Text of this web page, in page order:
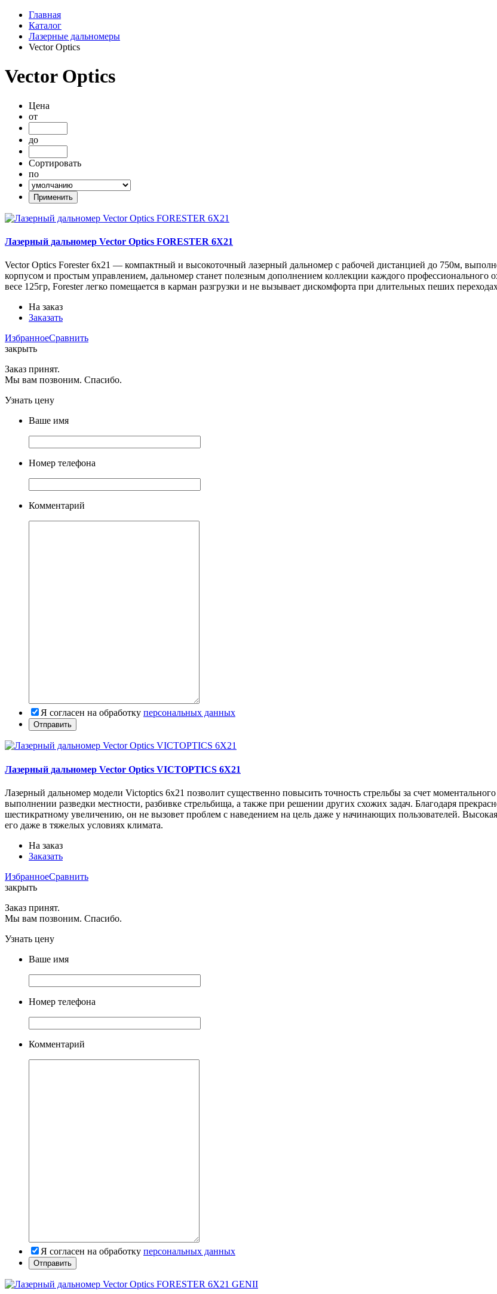
Главная
Каталог
Лазерные дальномеры
Vector Optics
Vector Optics
Цена
от
до
Сортировать
по
Лазерный дальномер Vector Optics FORESTER 6X21
Vector Optics Forester 6x21 — компактный и высокоточный лазерный дальномер с рабочей дистанцией до 750м,
корпусом и простым управлением, дальномер станет полезным дополнением коллекции каждого профессионального
весе 125гр, Forester легко помещается в карман разгрузки и не вызывает дискомфорта при длительных пеших
На заказ
Заказать
ИзбранноеСравнить
закрыть
Заказ принят.
Мы вам позвоним. Спасибо.
Узнать цену
Ваше имя
Номер телефона
Комментарий
Я согласен на обработку персональных данных
Лазерный дальномер Vector Optics VICTOPTICS 6X21
Лазерный дальномер модели Victoptics 6x21 позволит существенно повысить точность стрельбы за счет
выполнении разведки местности, разбивке стрельбища, а также при решении других схожих задач. Благодаря
шестикратному увеличению, он не вызовет проблем с наведением на цель даже у начинающих пользователей.
его даже в тяжелых условиях климата.
На заказ
Заказать
ИзбранноеСравнить
закрыть
Заказ принят.
Мы вам позвоним. Спасибо.
Узнать цену
Ваше имя
Номер телефона
Комментарий
Я согласен на обработку персональных данных